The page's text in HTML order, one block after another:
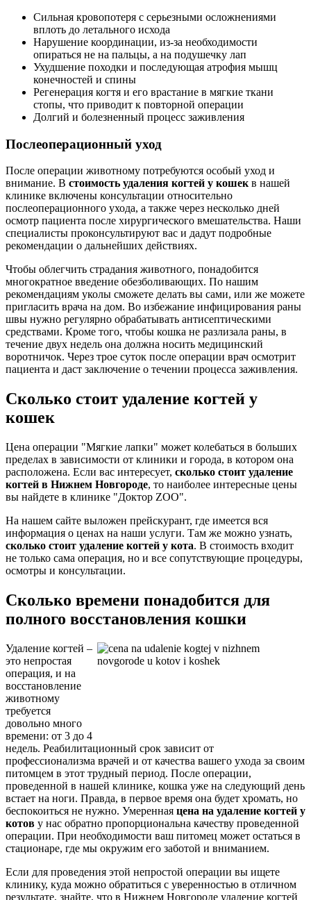
Сильная кровопотеря с серьезными осложнениями
вплоть до летального исхода
Нарушение координации, из-за необходимости
опираться не на пальцы, а на подушечку лап
Ухудшение походки и последующая атрофия мышц
конечностей и спины
Регенерация когтя и его врастание в мягкие ткани
стопы, что приводит к повторной операции
Долгий и болезненный процесс заживления
Послеоперационный уход
После операции животному потребуются особый уход и
внимание. В стоимость удаления когтей у кошек в нашей
клинике включены консультации относительно
послеоперационного ухода, а также через несколько дней
осмотр пациента после хирургического вмешательства. Наши
специалисты проконсультируют вас и дадут подробные
рекомендации о дальнейших действиях.
Чтобы облегчить страдания животного, понадобится
многократное введение обезболивающих. По нашим
рекомендациям уколы сможете делать вы сами, или же можете
пригласить врача на дом. Во избежание инфицирования раны
швы нужно регулярно обрабатывать антисептическими
средствами. Кроме того, чтобы кошка не разлизала раны, в
течение двух недель она должна носить медицинский
воротничок. Через трое суток после операции врач осмотрит
пациента и даст заключение о течении процесса заживления.
Сколько стоит удаление когтей у
кошек
Цена операции "Мягкие лапки" может колебаться в больших
пределах в зависимости от клиники и города, в котором она
расположена. Если вас интересует, сколько стоит удаление
когтей в Нижнем Новгороде, то наиболее интересные цены
вы найдете в клинике "Доктор ZOO".
На нашем сайте выложен прейскурант, где имеется вся
информация о ценах на наши услуги. Там же можно узнать,
сколько стоит удаление когтей у кота. В стоимость входит
не только сама операция, но и все сопутствующие процедуры,
осмотры и консультации.
Сколько времени понадобится для
полного восстановления кошки
Удаление когтей –
это непростая
операция, и на
восстановление
животному
требуется
довольно много
времени: от 3 до 4
недель. Реабилитационный срок зависит от
профессионализма врачей и от качества вашего ухода за своим
питомцем в этот трудный период. После операции,
проведенной в нашей клинике, кошка уже на следующий день
встает на ноги. Правда, в первое время она будет хромать, но
беспокоиться не нужно. Умеренная цена на удаление когтей у
котов у нас обратно пропорциональна качеству проведенной
операции. При необходимости ваш питомец может остаться в
стационаре, где мы окружим его заботой и вниманием.
Если для проведения этой непростой операции вы ищете
клинику, куда можно обратиться с уверенностью в отличном
результате, знайте, что в Нижнем Новгороде удаление когтей